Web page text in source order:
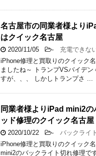
名古屋市の同業者様より
はクイック名古屋
2020/11/05 - 充電できな
iPhone修理と買取りのクイック
ましたね～ トランプVSバイデ
すが、、、 しかしトランプさ …
同業者様よりiPad mini2
ッド修理のクイック名古屋
2020/10/22 - バックライ
iPhone修理と買取りのクイック
mini2のバックライト切れ修理で